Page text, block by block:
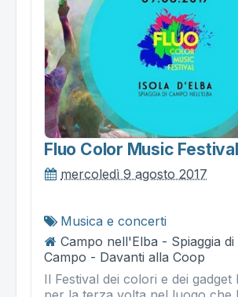
Fluo Color Music Festival
mercoledì 9 agosto 2017
Musica e concerti
Campo nell'Elba - Spiaggia di
Campo - Davanti alla Coop
Il Festival dei colori e dei gadget